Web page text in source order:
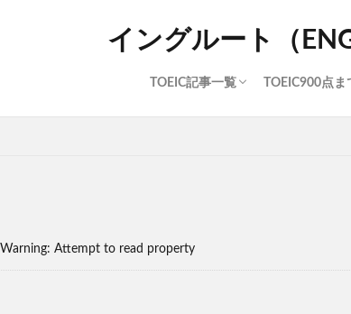
イングルート（
TOEIC記事一覧 TOEIC900点
Warning: Attempt to read property